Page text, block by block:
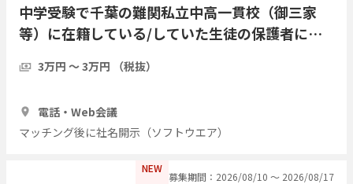
中学受験で千葉の難関私立中高一貫校（御三家
等）に在籍している/していた生徒の保護者にイ
3万円 〜 3万円 （税抜）
電話・Web会議
マッチング後に社名開示（ソフトウエア）
NEW
募集期間：2026/08/10 〜 2026/08/17